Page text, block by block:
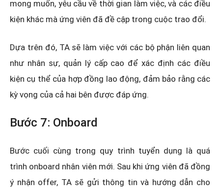
mong muốn, yêu cầu về thời gian làm việc, và các điều
kiện khác mà ứng viên đã đề cập trong cuộc trao đổi.
Dựa trên đó, TA sẽ làm việc với các bộ phận liên quan
như nhân sự, quản lý cấp cao để xác định các điều
kiện cụ thể của hợp đồng lao động, đảm bảo rằng các
kỳ vọng của cả hai bên được đáp ứng.
Bước 7: Onboard
Bước cuối cùng trong quy trình tuyển dụng là quá
trình onboard nhân viên mới. Sau khi ứng viên đã đồng
ý nhận offer, TA sẽ gửi thông tin và hướng dẫn cho